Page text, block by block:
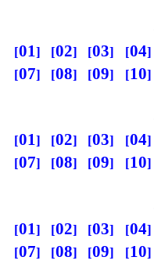
01 02 03 04
07
08 09 10
01 02 03 04
07
08 09 10
01 02 03 04
07
08 09 10